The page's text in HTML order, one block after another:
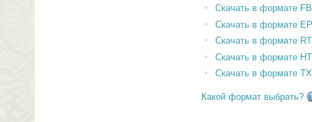
Скачать в формате
Скачать в формате
Скачать в формате
Скачать в формате
Скачать в формате
Какой формат выбрать?